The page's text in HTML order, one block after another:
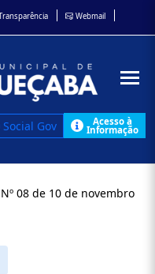
Webmail
Social Gov Acesso à
Informação
Nº 08 de 10 de novembro